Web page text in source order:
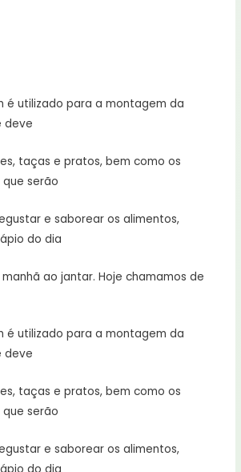
é utilizado para a montagem da
deve
taças e pratos, bem como os
serão
e saborear os alimentos,
do dia
ao jantar. Hoje chamamos de
é utilizado para a montagem da
deve
taças e pratos, bem como os
serão
e saborear os alimentos,